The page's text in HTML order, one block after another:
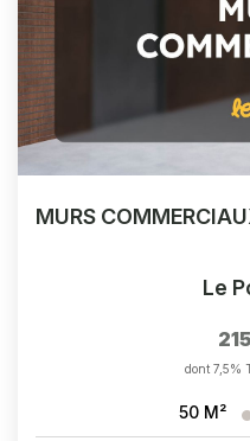
Le
dont 7,5%
50 M²